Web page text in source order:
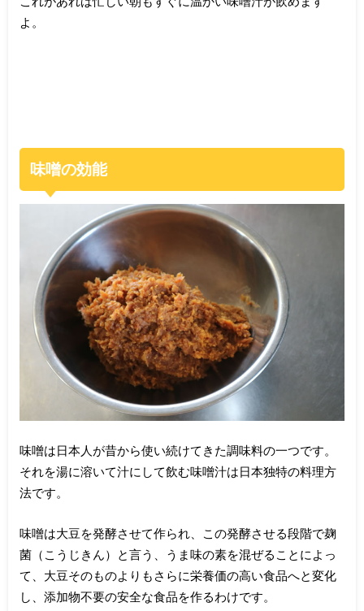
よ。
味噌の効能
味噌は日本人が昔から使い続けてきた調味料の一つです。
それを湯に溶いて汁にして飲む味噌汁は日本独特の料理方
法です。
味噌は大豆を発酵させて作られ、この発酵させる段階で麹
菌（こうじきん）と言う、うま味の素を混ぜることによっ
て、大豆そのものよりもさらに栄養価の高い食品へと変化
し、添加物不要の安全な食品を作るわけです。